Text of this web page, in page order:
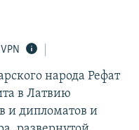
СОПРОТИВЛЕНИЯ
народа Рефат
в Латвию
и дипломатов и